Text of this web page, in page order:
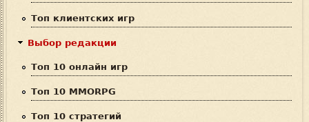
Топ клиентских игр
Выбор редакции
Топ 10 онлайн игр
Топ 10 MMORPG
Топ 10 стратегий